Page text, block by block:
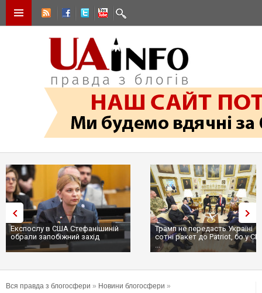
Експослу в США Стефанішиній
обрали запобіжний захід
Трамп не передасть Україні
сотні ракет до Patriot, бо у
...
Вся правда з блогосфери » Новини блогосфери »